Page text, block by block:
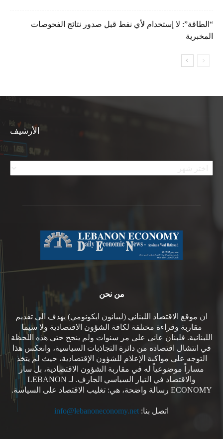
“الطاقة”: لا إستخدام لأي نفط قبل صدور نتائج الفحوصات
المخبرية
الأرشيف
الأرشيف
من نحن
ان موقع الاقتصاد اللبناني (ليبانون ايكونومي) يهدف الى تقديم
مقاربة وقراءة مختلفة لكافة الشؤون الاقتصادية ولا سيما
اللبنانية. فلبنان عانى على مر سنوات ولم ينجح حتى هذه اللحظة
في انتشال اقتصاده من دائرة التجاذبات السياسية، وانعكس هذا
التوجه على مواكبة الإعلام للشؤون الإقتصادية، حيث لم يتخذ
مساراً موضوعياً له في مقاربة الشؤون الاقتصادية، بل سار
والاقتصاد في التيار السياسي الجارف. لـ LEBANON
ECONOMY رسالة واضحة، هي: تغليب الاقتصاد على السياسة.
اتصل بنا: info@lebanoneconomy.net